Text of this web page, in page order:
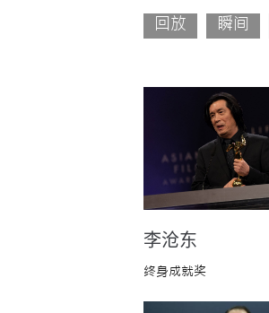
回放 瞬间
李沧东
终身成就奖